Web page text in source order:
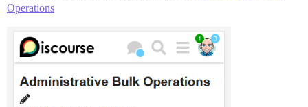
Operations